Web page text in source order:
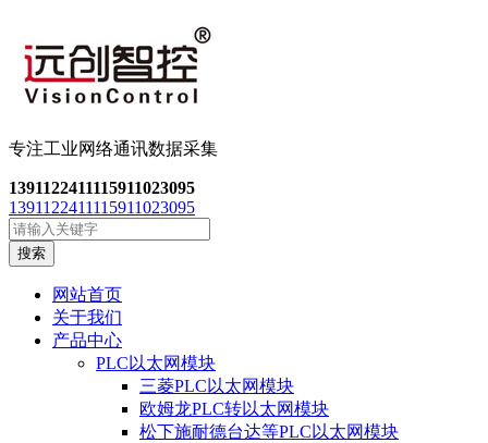
专注工业网络通讯数据采集
1391122411115911023095
1391122411115911023095
搜索
网站首页
关于我们
产品中心
PLC以太网模块
三菱PLC以太网模块
欧姆龙PLC转以太网模块
松下施耐德台达等PLC以太网模块